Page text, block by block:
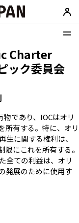
Charter
ック委員会
であり、IOCはオリ
所有する。特に、オリ
生に関する権利は、
にこれを所有する。
全ての利益は、オリ
発展のために使用す